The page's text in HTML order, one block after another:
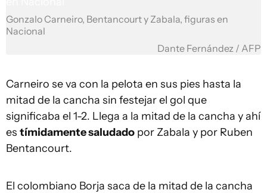
Gonzalo Carneiro, Bentancourt y Zabala, figuras en
Nacional
Dante Fernández / AFP
Carneiro se va con la pelota en sus pies hasta la
mitad de la cancha sin festejar el gol que
significaba el 1-2. Llega a la mitad de la cancha y ahí
es tímidamente saludado por Zabala y por Ruben
Bentancourt.
El colombiano Borja saca de la mitad de la cancha